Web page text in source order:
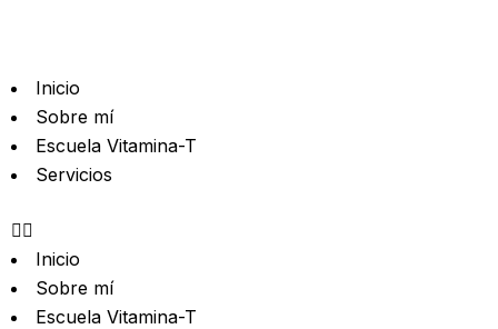
Inicio
Sobre mí
Escuela Vitamina-T
Servicios
Inicio
Sobre mí
Escuela Vitamina-T